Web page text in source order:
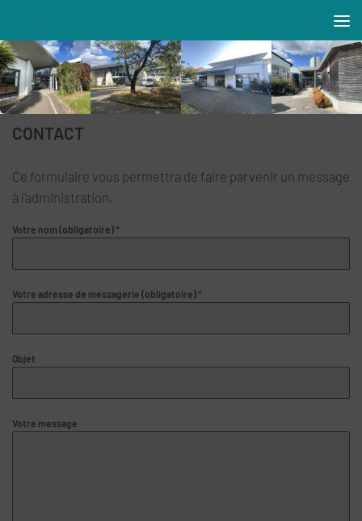
Résidences MAREVA
CONTACT
Ce formulaire vous permettra de faire parvenir un message
à l’administration.
Votre nom (obligatoire)*
Votre adresse de messagerie (obligatoire)*
Objet
Votre message